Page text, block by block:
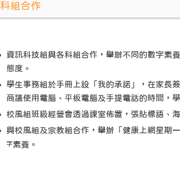
科組合作
資訊科技組與各科組合作，舉辦不同的數字素
態度。
學生事務組於手冊上設「我的承諾」，在家長
商議使用電腦、平板電腦及手提電話的時間，
校風組班級經營會透過課室佈置，張貼標語、
與校風組及宗教組合作，舉辦 「健康 上網星期一
字素養 。